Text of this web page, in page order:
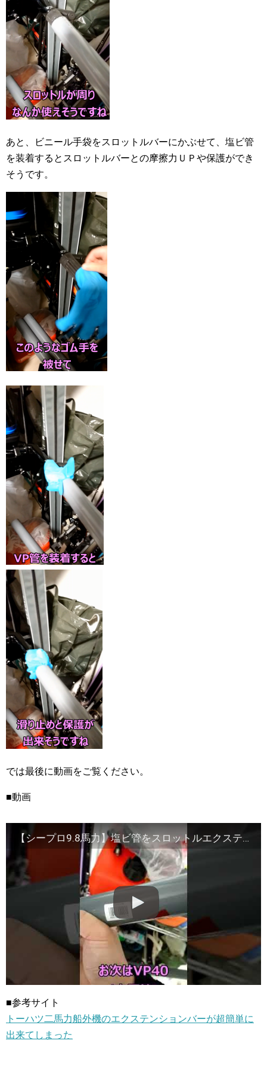
あと、ビニール手袋をスロットルバーにかぶせて、塩ビ管
を装着するとスロットルバーとの摩擦力ＵＰや保護ができ
そうです。
では最後に動画をご覧ください。
■動画
【シープロ9.8馬力】塩ビ管をスロットルエクステンダーに使えるかの検討
■参考サイト
トーハツ二馬力船外機のエクステンションバーが超簡単に
出来てしまった